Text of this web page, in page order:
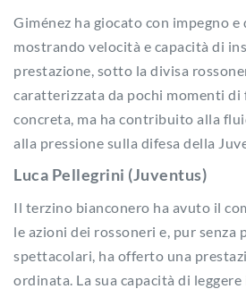
Giménez ha giocato con impegno
mostrando velocità e capacità di
prestazione, sotto la divisa
caratterizzata da pochi momenti di
concreta, ma ha contribuito alla
alla pressione sulla difesa della
Luca Pellegrini (Juventus)
Il terzino bianconero ha avuto il
le azioni dei rossoneri e, pur senza
spettacolari, ha offerto una
ordinata. La sua capacità di